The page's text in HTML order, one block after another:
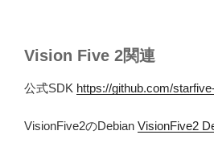
Vision Five 2関連
公式SDK https://github.com/
VisionFive2のDebian VisionFive2